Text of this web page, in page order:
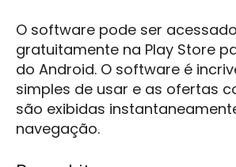
O software pode ser acessado
gratuitamente na Play Store
do Android. O software é
simples de usar e as ofertas
são exibidas
navegação.